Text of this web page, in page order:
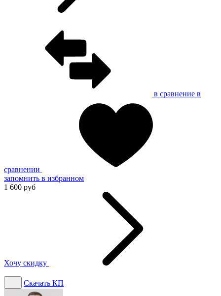
в сравнение в
сравнении
запомнить в избранном
1 600 руб
Хочу скидку
Скачать КП